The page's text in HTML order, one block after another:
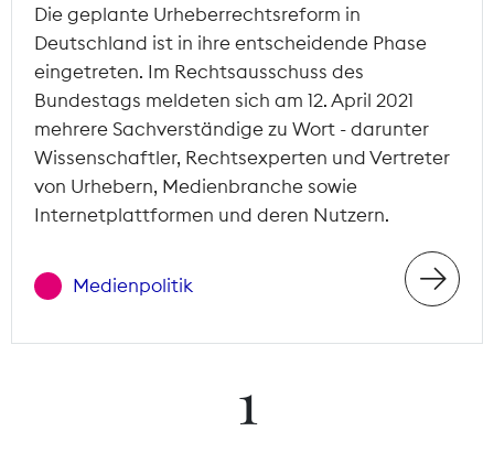
Die geplante Urheberrechtsreform in
Deutschland ist in ihre entscheidende Phase
eingetreten. Im Rechtsausschuss des
Bundestags meldeten sich am 12. April 2021
mehrere Sachverständige zu Wort - darunter
Wissenschaftler, Rechtsexperten und Vertreter
von Urhebern, Medienbranche sowie
Internetplattformen und deren Nutzern.
Medienpolitik
1